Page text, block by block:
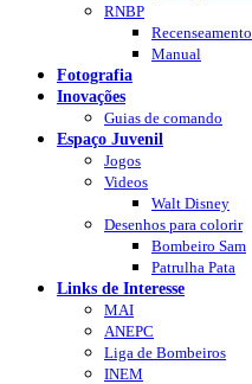
RNBP
Recenseamento
Manual
Fotografia
Inovações
Guias de comando
Espaço Juvenil
Jogos
Videos
Walt Disney
Desenhos para colorir
Bombeiro Sam
Patrulha Pata
Links de Interesse
MAI
ANEPC
Liga de Bombeiros
INEM